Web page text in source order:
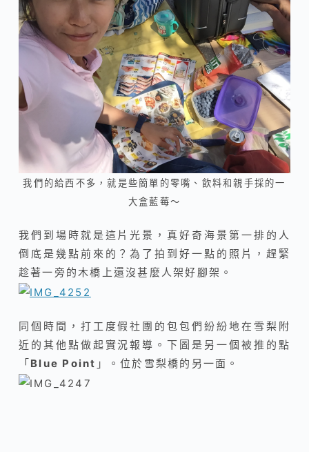
我們的給西不多，就是些簡單的零嘴、飲料和親手採的一
大盒藍莓～
我們到場時就是這片光景，真好奇海景第一排的人
倒底是幾點前來的？為了拍到好一點的照片，趕緊
趁著一旁的木橋上還沒甚麼人架好腳架。
同個時間，打工度假社團的包包們紛紛地在雪梨附
近的其他點做起實況報導。下圖是另一個被推的點
「 Blue Point 」。位於雪梨橋的另一面。